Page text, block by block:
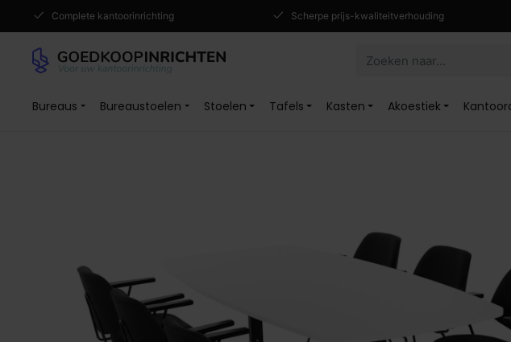
Complete kantoorinrichting Scherpe prijs-kwaliteitverhouding
Bureaus Bureaustoelen Stoelen Tafels Kasten Akoestiek